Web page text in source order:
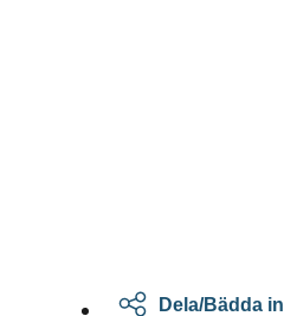
Dela/Bädda in